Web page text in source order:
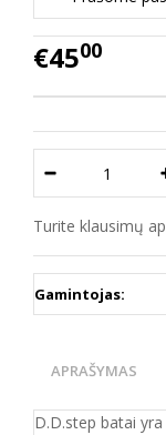
€4500
Turite klausimų
Gamintojas:
APRAŠYMAS
D.D.step batai